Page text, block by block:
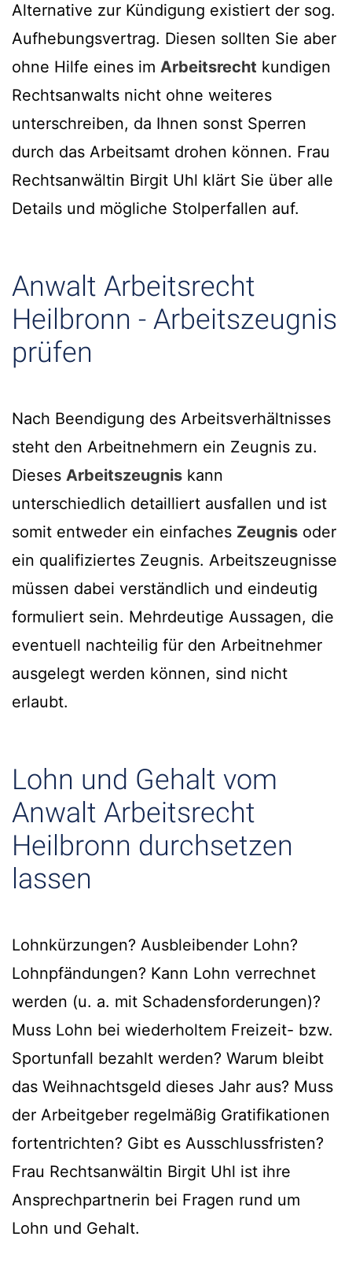
Alternative zur Kündigung existiert der sog.
Aufhebungsvertrag. Diesen sollten Sie aber
ohne Hilfe eines im Arbeitsrecht kundigen
Rechtsanwalts nicht ohne weiteres
unterschreiben, da Ihnen sonst Sperren
durch das Arbeitsamt drohen können. Frau
Rechtsanwältin Birgit Uhl klärt Sie über alle
Details und mögliche Stolperfallen auf.
Anwalt Arbeitsrecht
Heilbronn - Arbeitszeugnis
prüfen
Nach Beendigung des Arbeitsverhältnisses
steht den Arbeitnehmern ein Zeugnis zu.
Dieses Arbeitszeugnis kann
unterschiedlich detailliert ausfallen und ist
somit entweder ein einfaches Zeugnis oder
ein qualifiziertes Zeugnis. Arbeitszeugnisse
müssen dabei verständlich und eindeutig
formuliert sein. Mehrdeutige Aussagen, die
eventuell nachteilig für den Arbeitnehmer
ausgelegt werden können, sind nicht
erlaubt.
Lohn und Gehalt vom
Anwalt Arbeitsrecht
Heilbronn durchsetzen
lassen
Lohnkürzungen? Ausbleibender Lohn?
Lohnpfändungen? Kann Lohn verrechnet
werden (u. a. mit Schadensforderungen)?
Muss Lohn bei wiederholtem Freizeit- bzw.
Sportunfall bezahlt werden? Warum bleibt
das Weihnachtsgeld dieses Jahr aus? Muss
der Arbeitgeber regelmäßig Gratifikationen
fortentrichten? Gibt es Ausschlussfristen?
Frau Rechtsanwältin Birgit Uhl ist ihre
Ansprechpartnerin bei Fragen rund um
Lohn und Gehalt.